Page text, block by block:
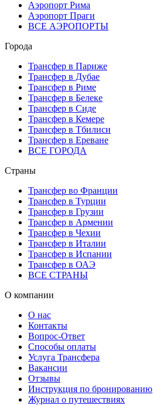
Аэропорт Рима
Аэропорт Праги
ВСЕ АЭРОПОРТЫ
Города
Трансфер в Париже
Трансфер в Дубае
Трансфер в Риме
Трансфер в Белеке
Трансфер в Сиде
Трансфер в Кемере
Трансфер в Тбилиси
Трансфер в Ереване
ВСЕ ГОРОДА
Страны
Трансфер во Франции
Трансфер в Турции
Трансфер в Грузии
Трансфер в Армении
Трансфер в Чехии
Трансфер в Италии
Трансфер в Испании
Трансфер в ОАЭ
ВСЕ СТРАНЫ
О компании
О нас
Контакты
Вопрос-Ответ
Способы оплаты
Услуга Трансфера
Вакансии
Отзывы
Инструкция по бронированию
Журнал о путешествиях